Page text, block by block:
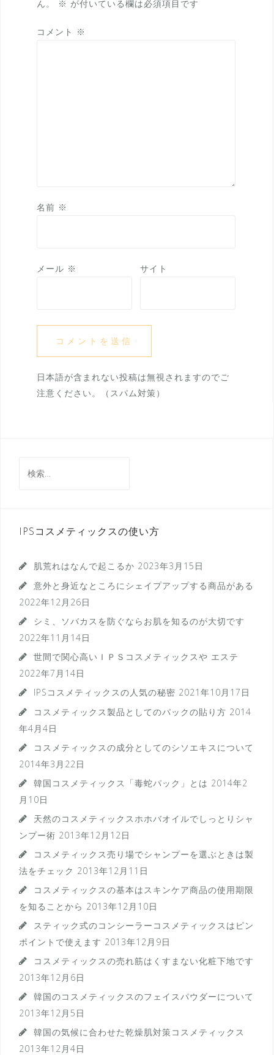
ん。
※ が付いている欄は必須項目です
コメント ※
名前 ※
メール ※ サイト
日本語が含まれない投稿は無視されますのでご
注意ください。（スパム対策）
索:
IPSコスメティックスの使い方
肌荒れはなんで起こるか 2023年3月15日
意外と身近なところにシェイプアップする商品がある
2022年12月26日
シミ、ソバカスを防ぐならお肌を知るのが大切です
2022年11月14日
世間で関心高いＩＰＳコスメティックスや エステ
2022年7月14日
IPSコスメティックスの人気の秘密 2021年10月17日
コスメティックス製品としてのパックの貼り方 2014
年4月4日
コスメティックスの成分としてのシソエキスについて
2014年3月22日
韓国コスメティックス「毒蛇パック」とは 2014年2
月10日
天然のコスメティックスホホバオイルでしっとりシャ
ンプー術 2013年12月12日
コスメティックス売り場でシャンプーを選ぶときは製
法をチェック 2013年12月11日
コスメティックスの基本はスキンケア商品の使用期限
を知ることから 2013年12月10日
スティック式のコンシーラーコスメティックスはピン
ポイントで使えます 2013年12月9日
コスメティックスの売れ筋はくすまない化粧下地です
2013年12月6日
韓国のコスメティックスのフェイスパウダーについて
2013年12月5日
韓国の気候に合わせた乾燥肌対策コスメティックス
2013年12月4日